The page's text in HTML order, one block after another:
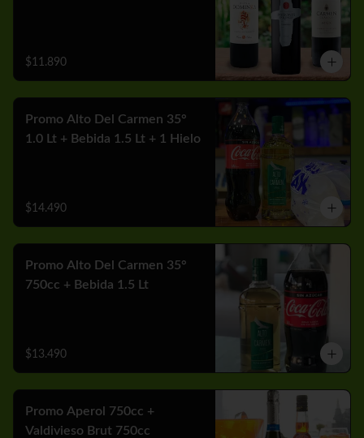
$11.890
Promo Alto Del Carmen 35°
1.0 Lt + Bebida 1.5 Lt + 1 Hielo
$14.490
Promo Alto Del Carmen 35°
750cc + Bebida 1.5 Lt
$13.490
Promo Aperol 750cc +
Valdivieso Brut 750cc